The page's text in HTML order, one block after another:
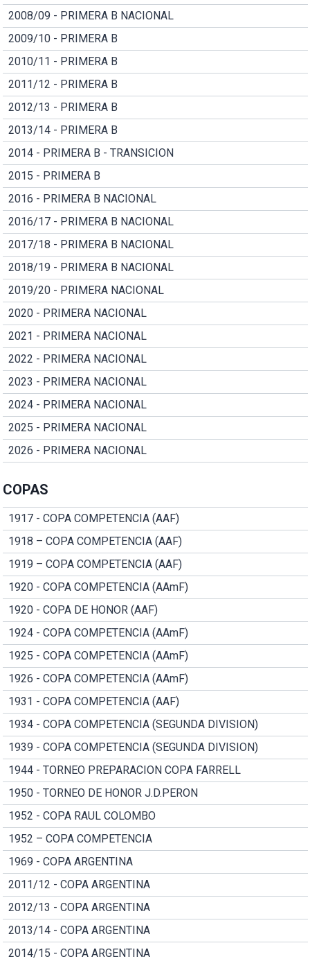
2008/09 - PRIMERA B NACIONAL
2009/10 - PRIMERA B
2010/11 - PRIMERA B
2011/12 - PRIMERA B
2012/13 - PRIMERA B
2013/14 - PRIMERA B
2014 - PRIMERA B - TRANSICION
2015 - PRIMERA B
2016 - PRIMERA B NACIONAL
2016/17 - PRIMERA B NACIONAL
2017/18 - PRIMERA B NACIONAL
2018/19 - PRIMERA B NACIONAL
2019/20 - PRIMERA NACIONAL
2020 - PRIMERA NACIONAL
2021 - PRIMERA NACIONAL
2022 - PRIMERA NACIONAL
2023 - PRIMERA NACIONAL
2024 - PRIMERA NACIONAL
2025 - PRIMERA NACIONAL
2026 - PRIMERA NACIONAL
COPAS
1917 - COPA COMPETENCIA (AAF)
1918 – COPA COMPETENCIA (AAF)
1919 – COPA COMPETENCIA (AAF)
1920 - COPA COMPETENCIA (AAmF)
1920 - COPA DE HONOR (AAF)
1924 - COPA COMPETENCIA (AAmF)
1925 - COPA COMPETENCIA (AAmF)
1926 - COPA COMPETENCIA (AAmF)
1931 - COPA COMPETENCIA (AAF)
1934 - COPA COMPETENCIA (SEGUNDA DIVISION)
1939 - COPA COMPETENCIA (SEGUNDA DIVISION)
1944 - TORNEO PREPARACION COPA FARRELL
1950 - TORNEO DE HONOR J.D.PERON
1952 - COPA RAUL COLOMBO
1952 – COPA COMPETENCIA
1969 - COPA ARGENTINA
2011/12 - COPA ARGENTINA
2012/13 - COPA ARGENTINA
2013/14 - COPA ARGENTINA
2014/15 - COPA ARGENTINA